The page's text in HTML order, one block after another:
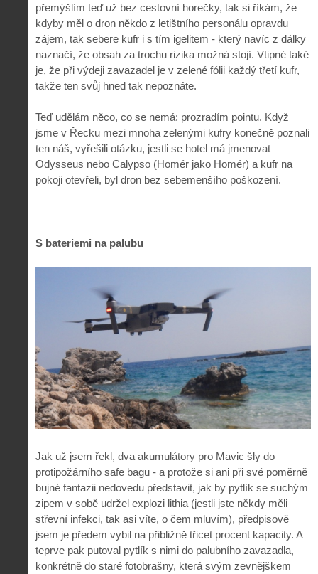
přemýšlím teď už bez cestovní horečky, tak si říkám, že
kdyby měl o dron někdo z letištního personálu opravdu
zájem, tak sebere kufr i s tím igelitem - který navíc z dálky
naznačí, že obsah za trochu rizika možná stojí. Vtipné také
je, že při výdeji zavazadel je v zelené fólii každý třetí kufr,
takže ten svůj hned tak nepoznáte.
Teď udělám něco, co se nemá: prozradím pointu. Když
jsme v Řecku mezi mnoha zelenými kufry konečně poznali
ten náš, vyřešili otázku, jestli se hotel má jmenovat
Odysseus nebo Calypso (Homér jako Homér) a kufr na
pokoji otevřeli, byl dron bez sebemenšího poškození.
S bateriemi na palubu
Jak už jsem řekl, dva akumulátory pro Mavic šly do
protipožárního safe bagu - a protože si ani při své poměrně
bujné fantazii nedovedu představit, jak by pytlík se suchým
zipem v sobě udržel explozi lithia (jestli jste někdy měli
střevní infekci, tak asi víte, o čem mluvím), předpisově
jsem je předem vybil na přibližně třicet procent kapacity. A
teprve pak putoval pytlík s nimi do palubního zavazadla,
konkrétně do staré fotobrašny, která svým zevnějškem